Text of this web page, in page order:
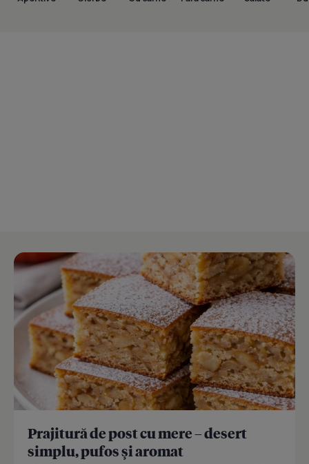
Prajitură de post cu mere – desert
simplu, pufos și aromat